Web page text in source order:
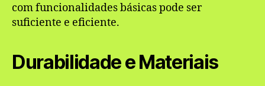
com funcionalidades básicas pode ser
suficiente e eficiente.
Durabilidade e Materiais